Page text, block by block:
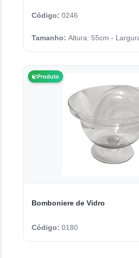
Código: 0246
Tamanho: Altura: 55cm -
Produto
Bomboniere de Vidro
Código: 0180